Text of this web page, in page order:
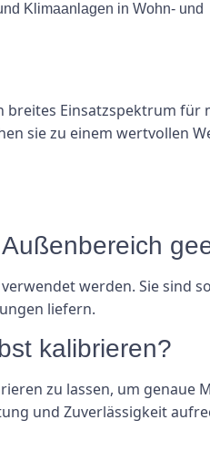
Klimaanlagen in Wohn- und
breites Einsatzspektrum für
sie zu einem wertvollen
werden. Sie sind
liefern.
kalibrieren?
zu lassen, um genaue
und Zuverlässigkeit